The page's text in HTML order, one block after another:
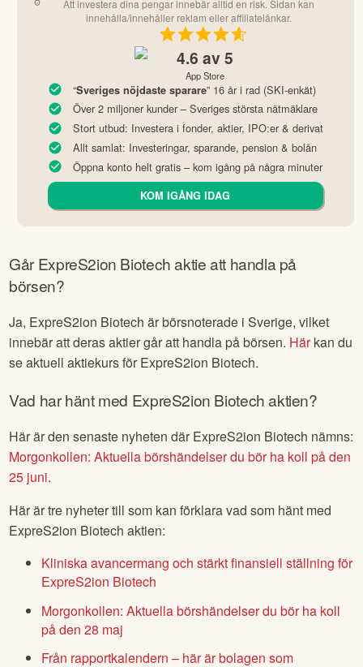
Att investera dina pengar innebär alltid en risk. Sidan kan
innehålla/innehåller reklam eller affiliatelänkar.
4.6 av 5
App Store
“Sveriges nöjdaste sparare” 16 år i rad (SKI-enkät)
Över 2 miljoner kunder – Sveriges största nätmäklare
Stort utbud: Investera i fonder, aktier, IPO:er & derivat
Allt samlat: Investeringar, sparande, pension & bolån
Öppna konto helt gratis – kom igång på några minuter
KOM IGÅNG IDAG
GårExpreS2ion Biotechaktie att handla på
börsen?
Ja, ExpreS2ion Biotech är börsnoterade i Sverige, vilket
innebär att deras aktier går att handla på börsen. Härkan du
se aktuell aktiekurs för ExpreS2ion Biotech.
Vad har hänt med ExpreS2ion Biotechaktien?
Här är den senaste nyheten där ExpreS2ion Biotech nämns:
Morgonkollen: Aktuella börshändelser du bör ha koll på den
25 juni.
Här är tre nyheter till som kan förklara vad som hänt med
ExpreS2ion Biotech aktien:
Kliniska avancermang och stärkt finansiell ställning för
ExpreS2ion Biotech
Morgonkollen: Aktuella börshändelser du bör ha koll
på den 28 maj
Från rapportkalendern – här är bolagen som